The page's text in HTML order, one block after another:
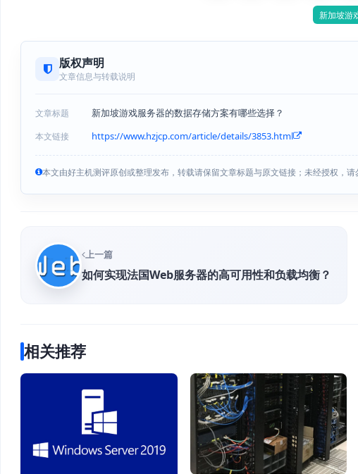
新加坡游
版权声明
文章信息与转载说明
文章标题 新加坡游戏服务器的数据存储方案有哪些选择？
本文链接 https://www.hzjcp.com/article/details/3853.html
本文由好主机测评原创或整理发布，转载请保留文章标题与原文链接；未经授权，请
上一篇
如何实现法国Web服务器的高可用性和负载均衡？
相关推荐